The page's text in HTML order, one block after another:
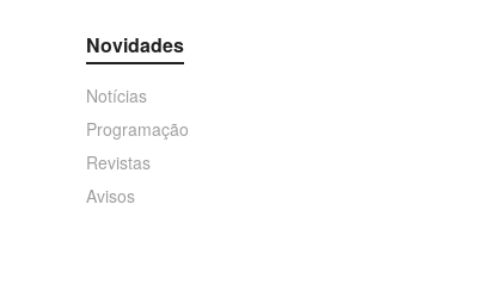
Novidades
Notícias
Programação
Revistas
Avisos